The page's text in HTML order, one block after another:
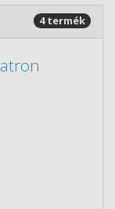
4 termék